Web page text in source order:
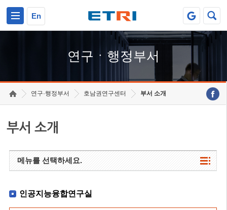
En
연구ㆍ행정부서
연구·행정부서 호남권연구센터 부서 소개
부서 소개
메뉴를 선택하세요.
인공지능융합연구실